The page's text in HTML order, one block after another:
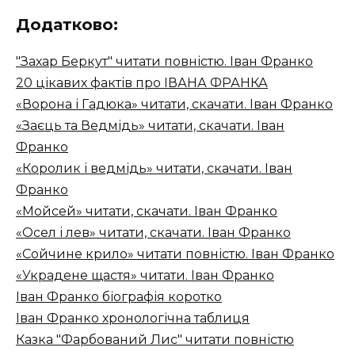
Додатково:
"Захар Беркут" читати повністю. Іван Франко
20 цікавих фактів про ІВАНА ФРАНКА
«Ворона і Гадюка» читати, скачати. Іван Франко
«Заєць та Ведмідь» читати, скачати. Іван
Франко
«Королик і ведмідь» читати, скачати. Іван
Франко
«Мойсей» читати, скачати. Іван Франко
«Осел і лев» читати, скачати. Іван Франко
«Сойчине крило» читати повністю. Іван Франко
«Украдене щастя» читати. Іван Франко
Іван Франко біографія коротко
Іван Франко хронологічна таблиця
Казка "Фарбований Лис" читати повністю